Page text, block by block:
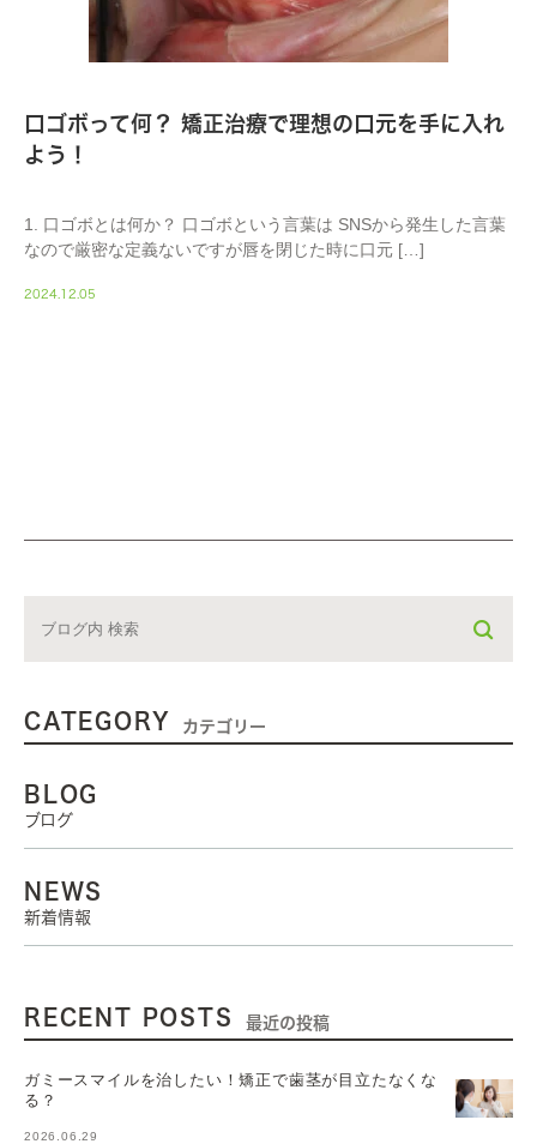
口ゴボって何？ 矯正治療で理想の口元を手に入れ
よう！
1. 口ゴボとは何か？ 口ゴボという言葉は SNSから発生した言葉
なので厳密な定義ないですが唇を閉じた時に口元 […]
2024.12.05
CATEGORY カテゴリー
BLOG
ブログ
NEWS
新着情報
RECENT POSTS 最近の投稿
ガミースマイルを治したい！矯正で歯茎が目立たなくな
る？
2026.06.29